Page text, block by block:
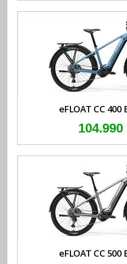
eFLOAT CC 400
eFLOAT CC 500